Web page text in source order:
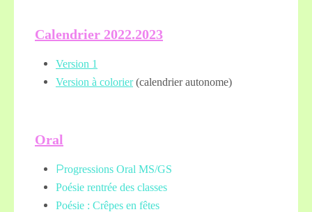
Calendrier 2022.2023
Version 1
Version à colorier(calendrier autonome)
Oral
Progressions Oral MS/GS
Poésie rentrée des classes
Poésie : Crêpes en fêtes